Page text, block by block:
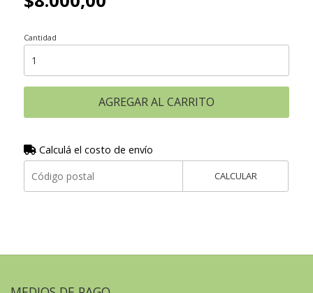
Cantidad
AGREGAR AL CARRITO
Calculá el costo de envío
CALCULAR